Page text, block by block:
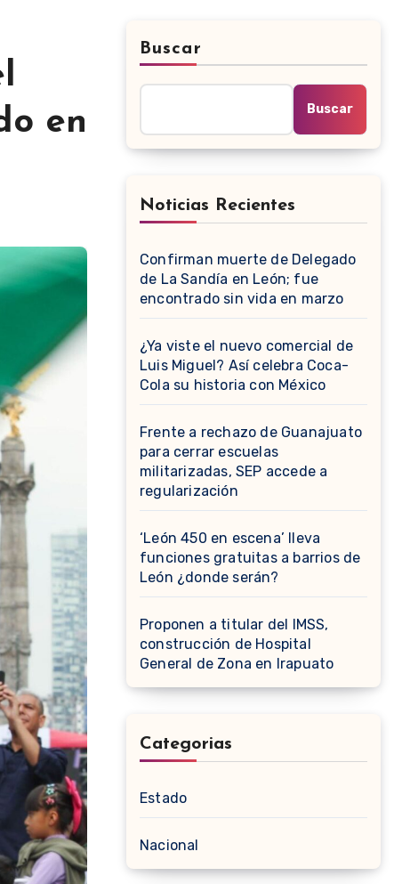
en
Buscar
Buscar
Noticias Recientes
Confirman muerte de Delegado
de La Sandía en León; fue
encontrado sin vida en marzo
¿Ya viste el nuevo comercial de
Luis Miguel? Así celebra Coca-
Cola su historia con México
Frente a rechazo de Guanajuato
para cerrar escuelas
militarizadas, SEP accede a
regularización
‘León 450 en escena’ lleva
funciones gratuitas a barrios de
León ¿donde serán?
Proponen a titular del IMSS,
construcción de Hospital
General de Zona en Irapuato
Categorias
Estado
Nacional